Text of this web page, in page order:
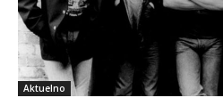
Aktuelno